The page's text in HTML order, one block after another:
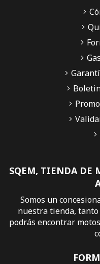
SQEM, TIENDA DE
Somos un
nuestra tienda,
podrás encontrar